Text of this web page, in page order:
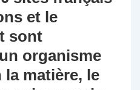
et le
sont
organisme
la matière, le